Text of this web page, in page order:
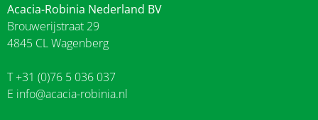
Acacia-Robinia Nederland BV
Brouwerijstraat 29
4845 CL Wagenberg
T +31 (0)76 5 036 037
E info@acacia-robinia.nl